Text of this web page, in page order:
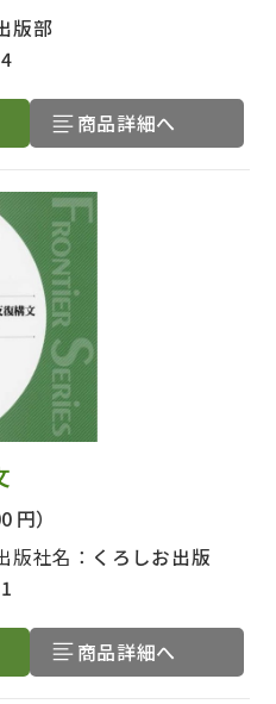
版部
商品詳細へ
円）
版社名： くろしお出版
商品詳細へ